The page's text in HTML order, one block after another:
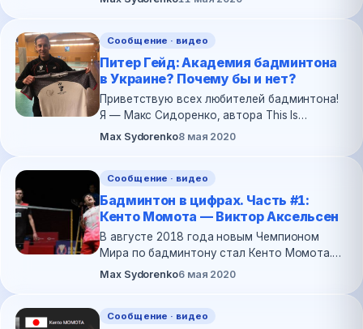
Сообщение · видео
Питер Гейд: Академия бадминтона
в Украине? Почему бы и нет?
Приветствую всех любителей бадминтона!
Я — Макс Сидоренко, автора This Is
Badminton. Я пишу про бадминтон в Украине
Max Sydorenko8 мая 2020
Сообщение · видео
Бадминтон в цифрах. Часть #1:
Кенто Момота — Виктор Аксельсен
В августе 2018 года новым Чемпионом
Мира по бадминтону стал Кенто Момота.
Взойдя на вершину мирового бадминтона,
Max Sydorenko6 мая 2020
Сообщение · видео